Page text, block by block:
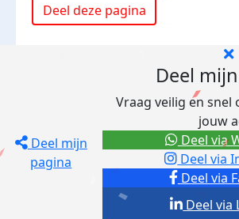
Deel deze pagina
Deel mijn
pagina
Deel
Vraag veilig en
jouw
Deel via
Deel via
Deel via
Deel via